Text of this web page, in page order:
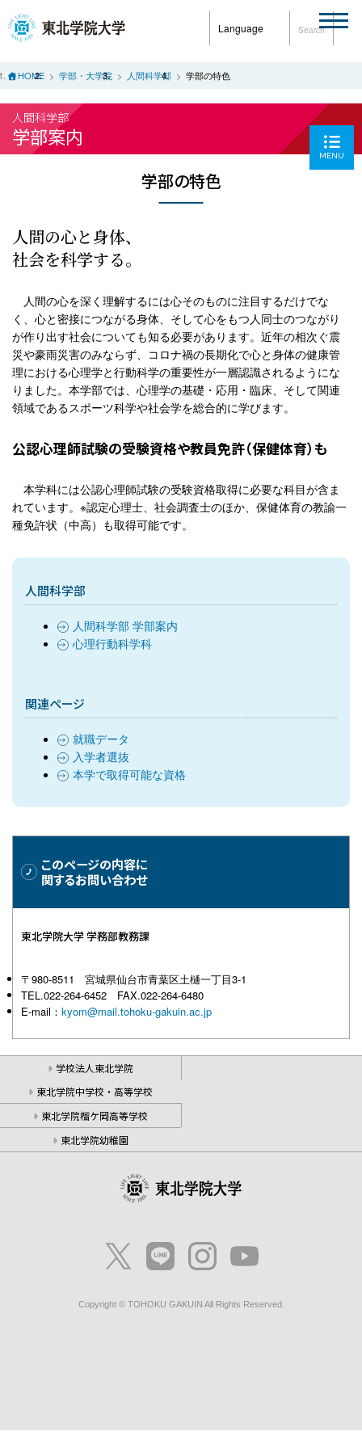
Language Search
HOME 学部・大学院 人間科学部 学部の特色
人間科学部
学部案内
MENU
学部の特色
人間の心と身体、
社会を科学する。
人間の心を深く理解するには心そのものに注目するだけでな
く、心と密接につながる身体、そして心をもつ人同士のつながり
が作り出す社会についても知る必要があります。近年の相次ぐ震
災や豪雨災害のみならず、コロナ禍の長期化で心と身体の健康管
理における心理学と行動科学の重要性が一層認識されるようにな
りました。本学部では、心理学の基礎・応用・臨床、そして関連
領域であるスポーツ科学や社会学を総合的に学びます。
公認心理師試験の受験資格や教員免許（保健体育）も
本学科には公認心理師試験の受験資格取得に必要な科目が含ま
れています。※認定心理士、社会調査士のほか、保健体育の教諭一
種免許状（中高）も取得可能です。
人間科学部
人間科学部 学部案内
心理行動科学科
関連ページ
就職データ
入学者選抜
本学で取得可能な資格
このページの内容に
関するお問い合わせ
東北学院大学 学務部教務課
〒980-8511 宮城県仙台市青葉区土樋一丁目3-1
TEL.022-264-6452 FAX.022-264-6480
E-mail： kyom@mail.tohoku-gakuin.ac.jp
学校法人東北学院
東北学院中学校・高等学校
東北学院榴ケ岡高等学校
東北学院幼稚園
Copyright © TOHOKU GAKUIN All Rights Reserved.